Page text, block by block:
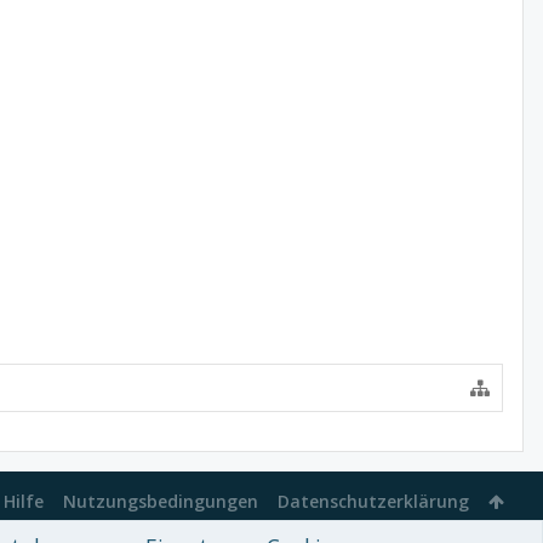
Hilfe Nutzungsbedingungen Datenschutzerklärung